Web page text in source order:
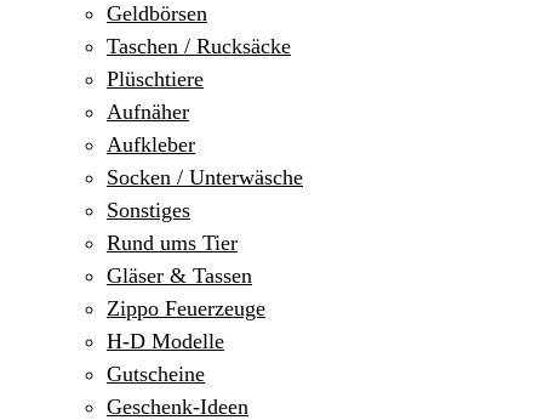
Geldbörsen
Taschen / Rucksäcke
Plüschtiere
Aufnäher
Aufkleber
Socken / Unterwäsche
Sonstiges
Rund ums Tier
Gläser & Tassen
Zippo Feuerzeuge
H-D Modelle
Gutscheine
Geschenk-Ideen